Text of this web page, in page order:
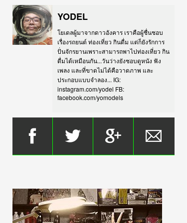
YODEL
โยเดลผู้มาจากดาวอังคาร เราคือผู้ชื่นชอบ
เรื่องรถยนต์ ท่องเที่ยว กินดื่ม แต่ก็ยังรักการ
ปั่นจักรยานเพราะสามารถพาไปท่องเที่ยว กิน
ดื่มได้เหมือนกัน...วันว่างยังชอบดูหนัง ฟัง
เพลง และที่ขาดไม่ได้คือวาดภาพ และ
ประกอบแบบจำลอง... IG:
instagram.com/yodel FB:
facebook.com/yomodels